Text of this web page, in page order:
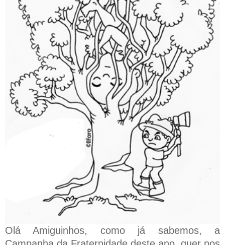
Olá Amiguinhos, como já sabemos, a